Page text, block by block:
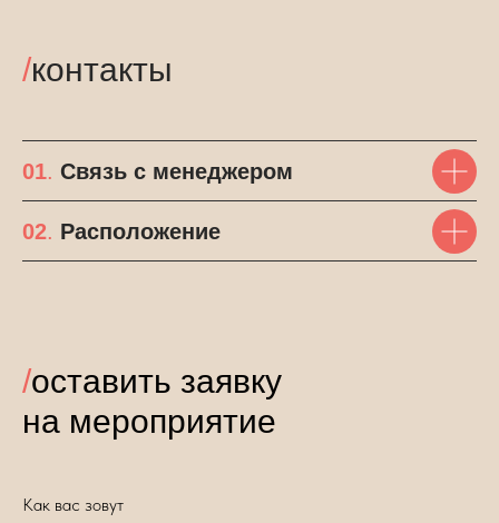
/контакты
01. Связь с менеджером
02. Расположение
/оставить заявку
на мероприятие
Как вас зовут